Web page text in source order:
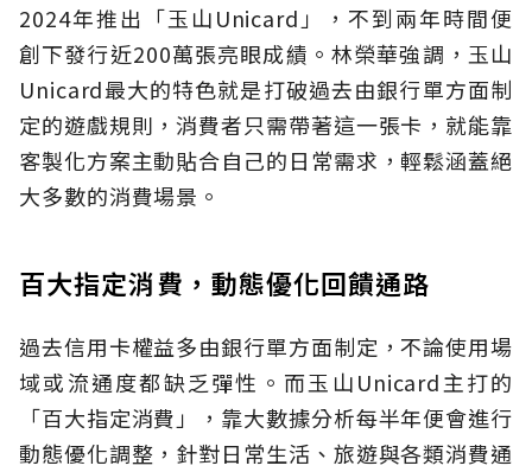
2024年推出「玉山Unicard」，不到兩年時間便
創下發行近200萬張亮眼成績。林榮華強調，玉山
Unicard最大的特色就是打破過去由銀行單方面制
定的遊戲規則，消費者只需帶著這一張卡，就能靠
客製化方案主動貼合自己的日常需求，輕鬆涵蓋絕
大多數的消費場景。
百大指定消費，動態優化回饋通路
過去信用卡權益多由銀行單方面制定，不論使用場
域或流通度都缺乏彈性。而玉山Unicard主打的
「百大指定消費」，靠大數據分析每半年便會進行
動態優化調整，針對日常生活、旅遊與各類消費通